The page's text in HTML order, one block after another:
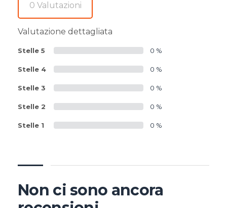
0 Valutazioni
Valutazione dettagliata
Stelle 5 0 %
Stelle 4 0 %
Stelle 3 0 %
Stelle 2 0 %
Stelle 1 0 %
Non ci sono ancora